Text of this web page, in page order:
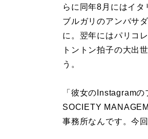
らに同年8月にはイタ
ブルガリのアンバサ
に。翌年にはパリコ
トントン拍子の大出
う。
「彼女のInstagram
SOCIETY
事務所なんです。今